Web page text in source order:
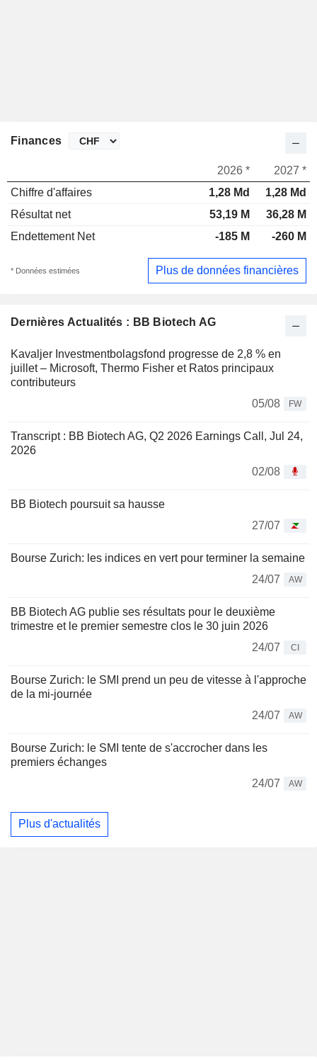
Dernières Actualités : BB Biotech AG
Kavaljer Investmentbolagsfond progresse de 2,8 % en
juillet – Microsoft, Thermo Fisher et Ratos principaux
contributeurs
05/08
FW
Transcript : BB Biotech AG, Q2 2026 Earnings Call, Jul 24,
2026
02/08
BB Biotech poursuit sa hausse
27/07
Bourse Zurich: les indices en vert pour terminer la semaine
24/07
AW
BB Biotech AG publie ses résultats pour le deuxième
trimestre et le premier semestre clos le 30 juin 2026
24/07
CI
Bourse Zurich: le SMI prend un peu de vitesse à l'approche
de la mi-journée
24/07
AW
Bourse Zurich: le SMI tente de s'accrocher dans les
premiers échanges
24/07
AW
Plus d'actualités
Finances
2026 *
2027 *
Chiffre d'affaires
1,28 Md
1,28 Md
Résultat net
53,19 M
36,28 M
Endettement Net
-185 M -260 M
* Données estimées Plus de données financières